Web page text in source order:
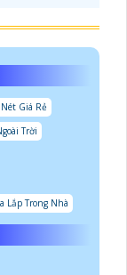
Giá Rẻ
Trời
Lắp Trong Nhà